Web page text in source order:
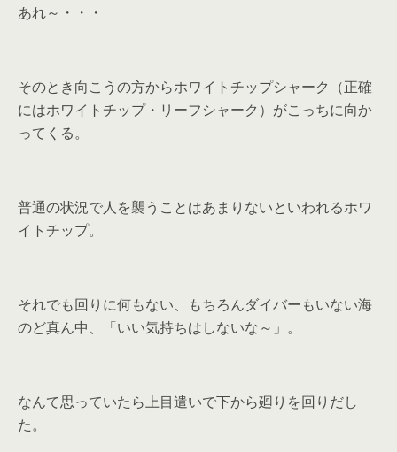
あれ～・・・
そのとき向こうの方からホワイトチップシャーク（正確
にはホワイトチップ・リーフシャーク）がこっちに向か
ってくる。
普通の状況で人を襲うことはあまりないといわれるホワ
イトチップ。
それでも回りに何もない、もちろんダイバーもいない海
のど真ん中、「いい気持ちはしないな～」。
なんて思っていたら上目遣いで下から廻りを回りだし
た。